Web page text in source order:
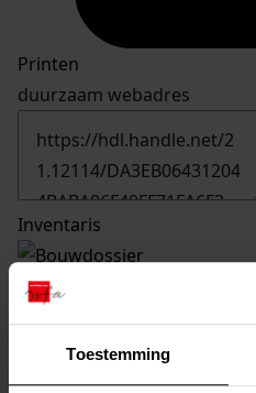
Toestemming
Printen
duurzaam webadres
Inventaris
1229Bouw van 20 woningen,
26-11-1970
Beschrijving: